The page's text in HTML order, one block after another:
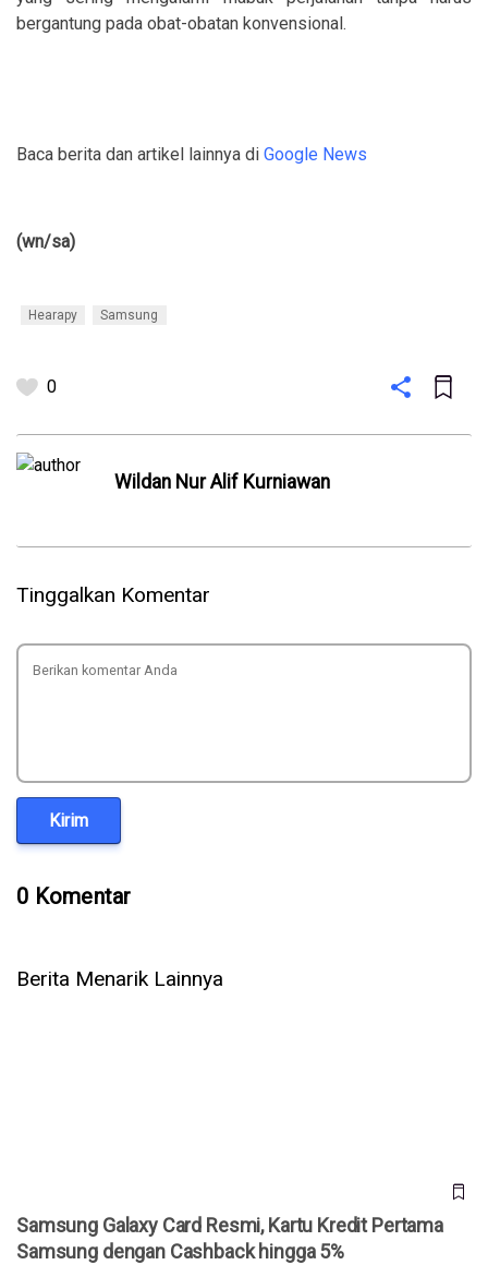
bergantung pada obat-obatan konvensional.
Baca berita dan artikel lainnya di Google News
(wn/sa)
Hearapy Samsung
0
Wildan Nur Alif Kurniawan
Tinggalkan Komentar
Kirim
0 Komentar
Berita Menarik Lainnya
Samsung Galaxy Card Resmi, Kartu Kredit Pertama
Samsung dengan Cashback hingga 5%